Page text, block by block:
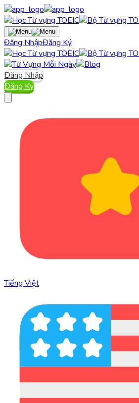
Đăng NhậpĐăng Ký
Đăng Nhập
Đăng Ký
Tiếng Việt